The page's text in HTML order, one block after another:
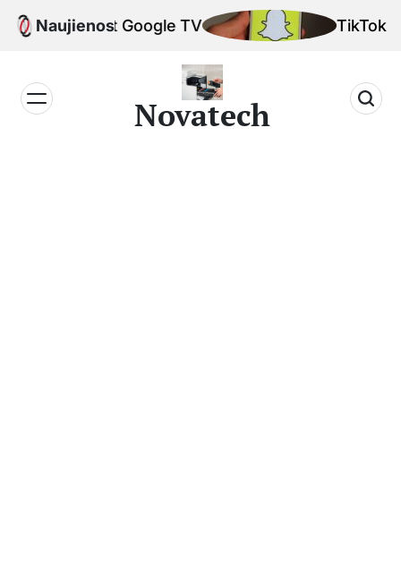
Skip
Naujienos
Google TV TikTok
Novatech